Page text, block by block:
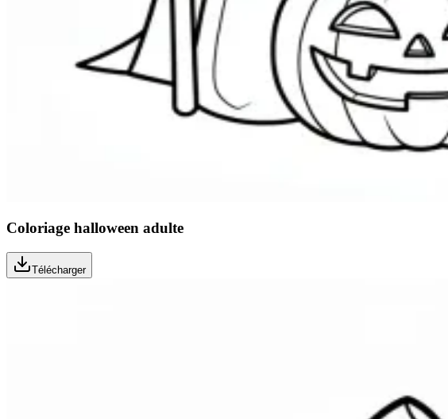
Coloriage halloween adulte
Télécharger